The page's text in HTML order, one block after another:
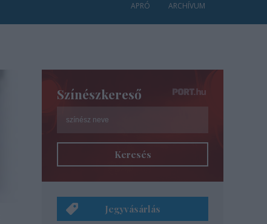
APRÓ ARCHÍVUM
Színészkereső
Keresés
Jegyvásárlás